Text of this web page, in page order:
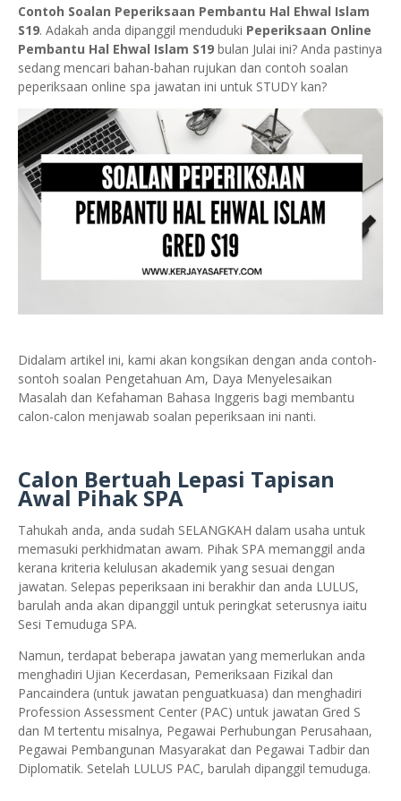
Contoh Soalan Peperiksaan Pembantu Hal Ehwal Islam
S19. Adakah anda dipanggil menduduki Peperiksaan Online
Pembantu Hal Ehwal Islam S19 bulan Julai ini? Anda pastinya
sedang mencari bahan-bahan rujukan dan contoh soalan
peperiksaan online spa jawatan ini untuk STUDY kan?
Didalam artikel ini, kami akan kongsikan dengan anda contoh-
sontoh soalan Pengetahuan Am, Daya Menyelesaikan
Masalah dan Kefahaman Bahasa Inggeris bagi membantu
calon-calon menjawab soalan peperiksaan ini nanti.
Calon Bertuah Lepasi Tapisan
Awal Pihak SPA
Tahukah anda, anda sudah SELANGKAH dalam usaha untuk
memasuki perkhidmatan awam. Pihak SPA memanggil anda
kerana kriteria kelulusan akademik yang sesuai dengan
jawatan. Selepas peperiksaan ini berakhir dan anda LULUS,
barulah anda akan dipanggil untuk peringkat seterusnya iaitu
Sesi Temuduga SPA.
Namun, terdapat beberapa jawatan yang memerlukan anda
menghadiri Ujian Kecerdasan, Pemeriksaan Fizikal dan
Pancaindera (untuk jawatan penguatkuasa) dan menghadiri
Profession Assessment Center (PAC) untuk jawatan Gred S
dan M tertentu misalnya, Pegawai Perhubungan Perusahaan,
Pegawai Pembangunan Masyarakat dan Pegawai Tadbir dan
Diplomatik. Setelah LULUS PAC, barulah dipanggil temuduga.